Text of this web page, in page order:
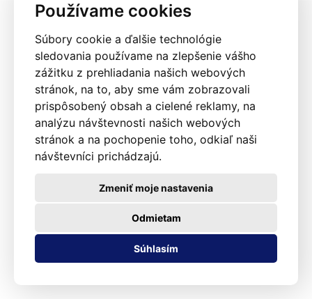
Používame cookies
Súbory cookie a ďalšie technológie
sledovania používame na zlepšenie vášho
zážitku z prehliadania našich webových
stránok, na to, aby sme vám zobrazovali
prispôsobený obsah a cielené reklamy, na
analýzu návštevnosti našich webových
stránok a na pochopenie toho, odkiaľ naši
návštevníci prichádzajú.
Súhlasím
Odmietam
Zmeniť moje nastavenia